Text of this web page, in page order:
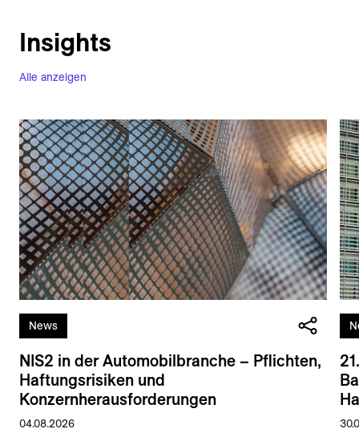
Alle anzeigen
Insights
News
NIS2 in der Automobilbranche – Pflichten,
Haftungsrisiken und
Konzernherausforderungen
04.08.2026